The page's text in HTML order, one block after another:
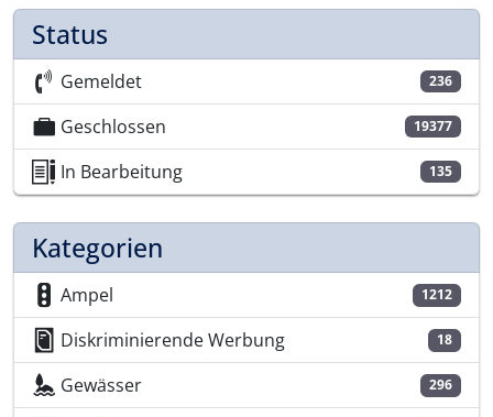
Status
Gemeldet 236
Geschlossen 19377
In Bearbeitung 135
Kategorien
Ampel 1212
Diskriminierende Werbung 18
Gewässer 296